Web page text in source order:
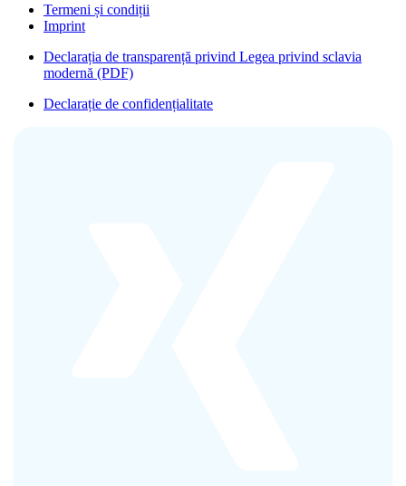
Termeni și condiții
Imprint
Declarația de transparență privind Legea privind sclavia
modernă (PDF)
Declarație de confidențialitate